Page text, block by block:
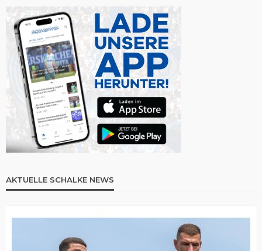
AKTUELLE SCHALKE NEWS